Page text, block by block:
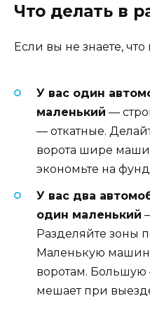
Что делать в
Если вы не знаете,
У вас один
маленький —
— откатные.
ворота шире
экономьте на
У вас два
один маленький
Разделяйте зоны
Маленькую
воротам. Большую
мешает при